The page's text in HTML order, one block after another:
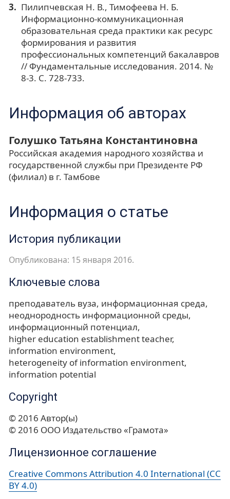
Пилипчевская Н. В., Тимофеева Н. Б.
Информационно-коммуникационная
образовательная среда практики как ресурс
формирования и развития
профессиональных компетенций бакалавров
// Фундаментальные исследования. 2014. №
8-3. С. 728-733.
Информация об авторах
Голушко Татьяна Константиновна
Российская академия народного хозяйства и
государственной службы при Президенте РФ
(филиал) в г. Тамбове
Информация о статье
История публикации
Опубликована: 15 января 2016.
Ключевые слова
преподаватель вуза информационная среда
неоднородность информационной среды
информационный потенциал
higher education establishment teacher
information environment
heterogeneity of information environment
information potential
Copyright
© 2016 Автор(ы)
© 2016 ООО Издательство «Грамота»
Лицензионное соглашение
Creative Commons Attribution 4.0 International (CC
BY 4.0)